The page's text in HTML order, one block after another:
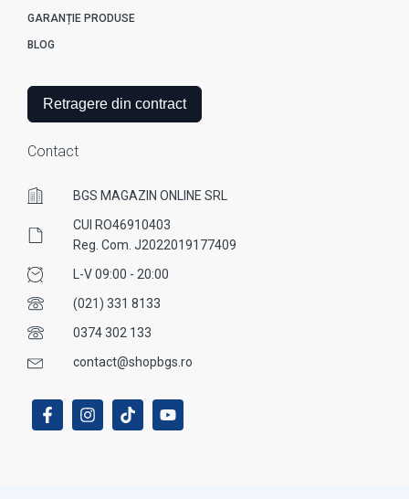
GARANȚIE PRODUSE
BLOG
Retragere din contract
Contact
BGS MAGAZIN ONLINE SRL
CUI RO46910403
Reg. Com. J2022019177409
L-V 09:00 - 20:00
(021) 331 8133
0374 302 133
contact@shopbgs.ro